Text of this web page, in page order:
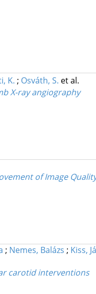
K. ; Osváth, S. et al.
X-ray angiography
of Image
; Nemes, Balázs ; Kiss,
carotid interventions